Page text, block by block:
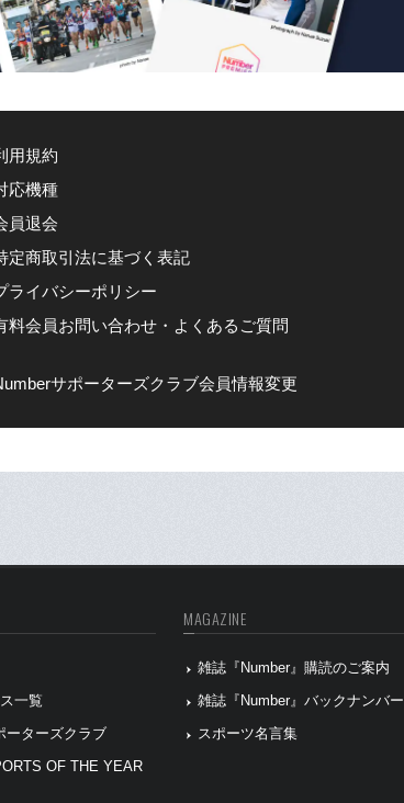
用規約
応機種
員退会
定商取引法に基づく表記
ライバシーポリシー
料会員お問い合わせ・よくあるご質問
サポーターズクラブ会員情報変更
一覧
ーターズクラブ
OF THE YEAR
MAGAZINE
雑誌『Number』購読のご案内
雑誌『Number』バックナンバー
スポーツ名言集